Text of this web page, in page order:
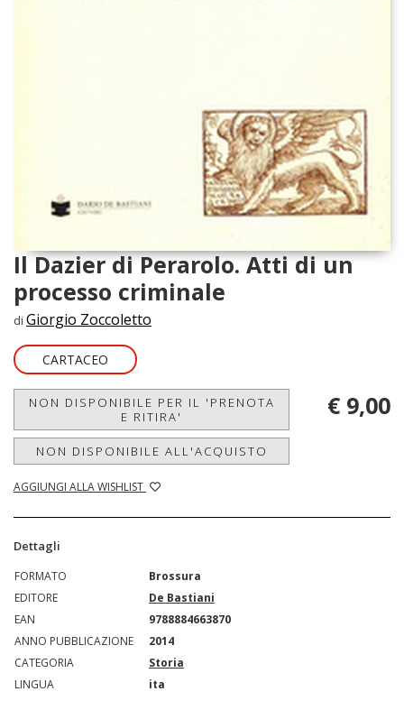
Il Dazier di Perarolo. Atti di un
processo criminale
di Giorgio Zoccoletto
CARTACEO
NON DISPONIBILE PER IL 'PRENOTA
E RITIRA'
NON DISPONIBILE ALL'ACQUISTO
AGGIUNGI ALLA WISHLIST
€ 9,00
Dettagli
FORMATO
Brossura
EDITORE
De Bastiani
EAN
9788884663870
ANNO PUBBLICAZIONE
2014
CATEGORIA
Storia
LINGUA
ita